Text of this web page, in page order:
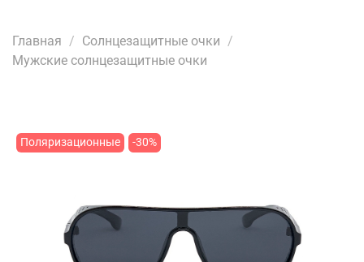
Главная
Солнцезащитные очки
Мужские солнцезащитные очки
Поляризационные -30%